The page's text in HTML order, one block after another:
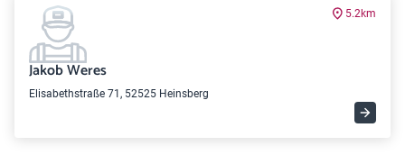
5.2km
Jakob Weres
Elisabethstraße 71, 52525 Heinsberg